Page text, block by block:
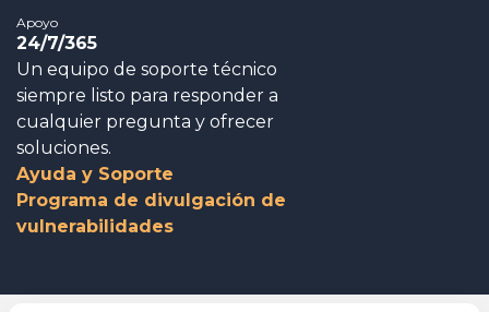
Apoyo
24/7/365
Un equipo de soporte técnico
siempre listo para responder a
cualquier pregunta y ofrecer
soluciones.
Ayuda y Soporte
Programa de divulgación de
vulnerabilidades